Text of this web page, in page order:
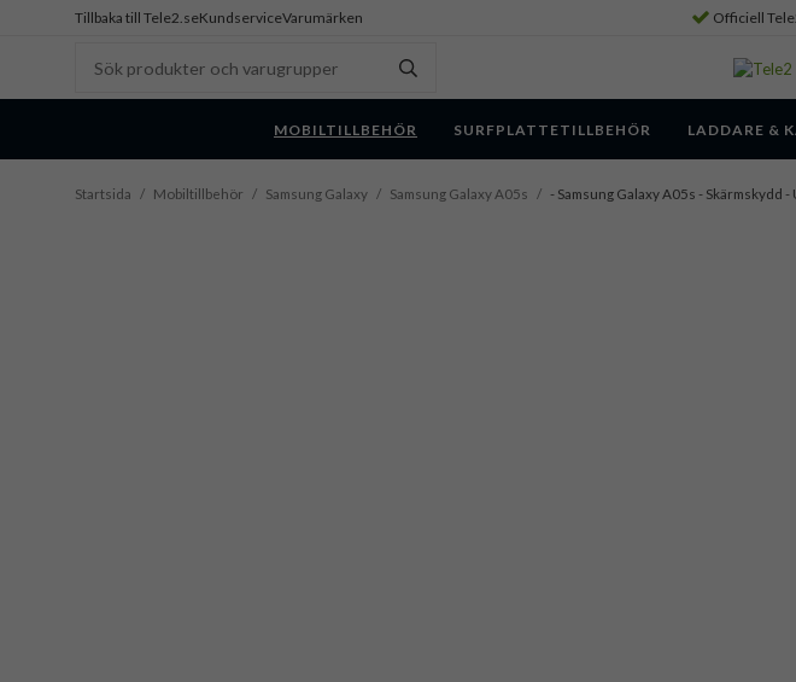
Tillbaka till Tele2.seKundserviceVarumärken Officiell
MOBILTILLBEHÖR SURFPLATTETILLBEHÖR LADDARE &
Startsida / Mobiltillbehör / Samsung Galaxy / Samsung Galaxy A05s / - Samsung Galaxy A05s - Skärmskydd